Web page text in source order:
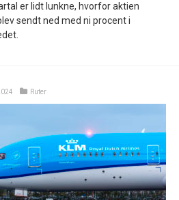
er lidt lunkne, hvorfor aktien
sendt ned med ni procent i
Ruter